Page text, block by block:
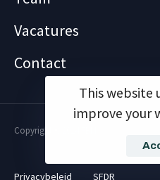
Vacatures
Contact
Copyright ©2024 FBM
Privacybeleid SFDR
This website
improve your